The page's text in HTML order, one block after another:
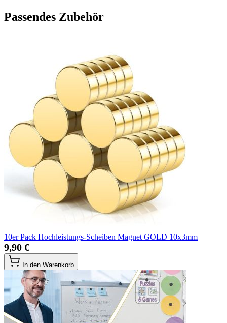
Passendes Zubehör
10er Pack Hochleistungs-Scheiben Magnet GOLD 10x3mm
9,90 €
In den Warenkorb